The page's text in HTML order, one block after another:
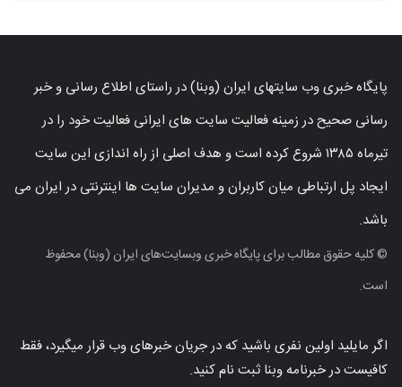
پایگاه خبری وب سایتهای ایران (وبنا) در راستای اطلاع رسانی و خبر
رسانی صحیح در زمینه فعالیت سایت های ایرانی فعالیت خود را در
تیرماه ۱۳۸۵ شروع کرده است و هدف اصلی از راه اندازی این سایت
ایجاد پل ارتباطی میان کاربران و مدیران سایت ها اینترنتی در ایران می
باشد.
© کلیه حقوق مطالب برای پایگاه خبری وبسایت‌های ایران (وبنا) محفوظ
است.
اگر مایلید اولین نفری باشید که در جریان خبرهای وب قرار میگیرد، فقط
کافیست در خبرنامه وبنا ثبت نام کنید.